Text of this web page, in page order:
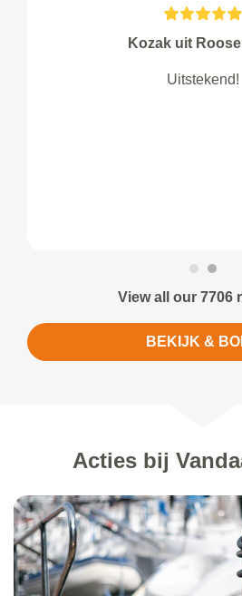
Kozak uit
Uitstekend!
View all our 7706
BEKIJK &
Acties bij